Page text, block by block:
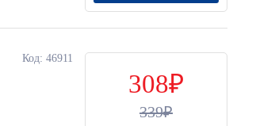
Код: 46911
308
339